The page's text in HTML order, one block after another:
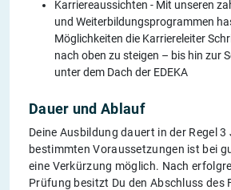
Karriereaussichten - Mit unseren
und Weiterbildungsprogrammen
Möglichkeiten die Karriereleiter
nach oben zu steigen – bis hin zur
unter dem Dach der EDEKA
Dauer und Ablauf
Deine Ausbildung dauert in der Regel
bestimmten Voraussetzungen ist bei
eine Verkürzung möglich. Nach
Prüfung besitzt Du den Abschluss des